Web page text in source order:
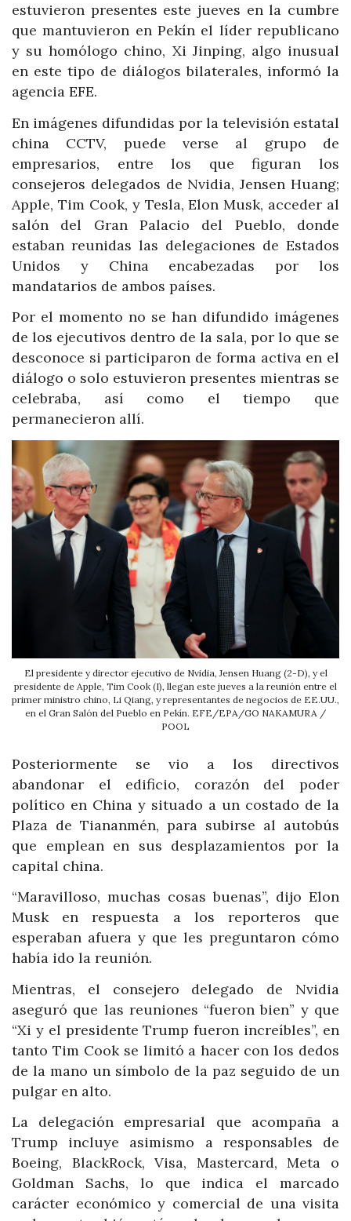
estuvieron presentes este jueves en la cumbre
que mantuvieron en Pekín el líder republicano
y su homólogo chino, Xi Jinping, algo inusual
en este tipo de diálogos bilaterales, informó la
agencia EFE.
En imágenes difundidas por la televisión estatal
china CCTV, puede verse al grupo de
empresarios, entre los que figuran los
consejeros delegados de Nvidia, Jensen Huang;
Apple, Tim Cook, y Tesla, Elon Musk, acceder al
salón del Gran Palacio del Pueblo, donde
estaban reunidas las delegaciones de Estados
Unidos y China encabezadas por los
mandatarios de ambos países.
Por el momento no se han difundido imágenes
de los ejecutivos dentro de la sala, por lo que se
desconoce si participaron de forma activa en el
diálogo o solo estuvieron presentes mientras se
celebraba, así como el tiempo que
permanecieron allí.
El presidente y director ejecutivo de Nvidia, Jensen Huang (2-D), y el
presidente de Apple, Tim Cook (I), llegan este jueves a la reunión entre el
primer ministro chino, Li Qiang, y representantes de negocios de EE.UU.,
en el Gran Salón del Pueblo en Pekín. EFE/EPA/GO NAKAMURA /
POOL
Posteriormente se vio a los directivos
abandonar el edificio, corazón del poder
político en China y situado a un costado de la
Plaza de Tiananmén, para subirse al autobús
que emplean en sus desplazamientos por la
capital china.
“Maravilloso, muchas cosas buenas”, dijo Elon
Musk en respuesta a los reporteros que
esperaban afuera y que les preguntaron cómo
había ido la reunión.
Mientras, el consejero delegado de Nvidia
aseguró que las reuniones “fueron bien” y que
“Xi y el presidente Trump fueron increíbles”, en
tanto Tim Cook se limitó a hacer con los dedos
de la mano un símbolo de la paz seguido de un
pulgar en alto.
La delegación empresarial que acompaña a
Trump incluye asimismo a responsables de
Boeing, BlackRock, Visa, Mastercard, Meta o
Goldman Sachs, lo que indica el marcado
carácter económico y comercial de una visita